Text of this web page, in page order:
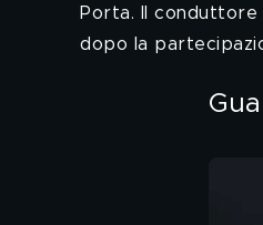
Porta. Il
dopo la